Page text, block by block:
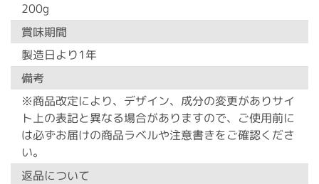
200g
賞味期間
製造日より1年
備考
※商品改定により、デザイン、成分の変更がありサイ
ト上の表記と異なる場合がありますので、ご使用前に
は必ずお届けの商品ラベルや注意書きをご確認くださ
い。
返品について